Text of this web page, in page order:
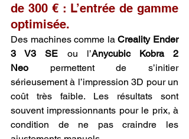
de 300 € : L’entrée de gamme
optimisée.
Des machines comme la Creality Ender
3 V3 SE ou l’Anycubic Kobra 2
Neo permettent de s’initier
sérieusement à l’impression 3D pour un
coût très faible. Les résultats sont
souvent impressionnants pour le prix, à
condition de ne pas craindre les